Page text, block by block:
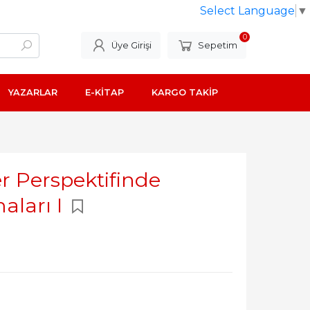
Üye Girişi Sepetim
0
YAZARLAR E-KİTAP KARGO TAKİP
Perspektifinde
I
Select Language ▼